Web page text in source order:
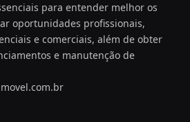
para entender melhor os
oportunidades profissionais,
e comerciais, além de obter
e manutenção de